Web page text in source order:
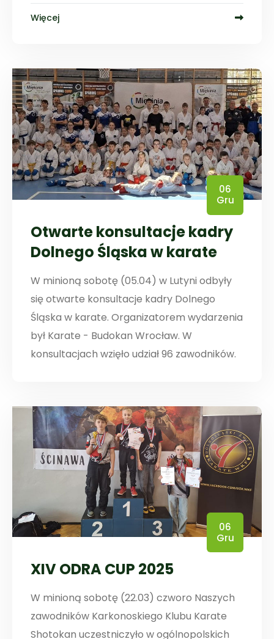
Więcej
06
Gru
Otwarte konsultacje kadry
Dolnego Śląska w karate
W minioną sobotę (05.04) w Lutyni odbyły
się otwarte konsultacje kadry Dolnego
Śląska w karate. Organizatorem wydarzenia
był Karate - Budokan Wrocław. W
konsultacjach wzięło udział 96 zawodników.
06
Gru
XIV ODRA CUP 2025
W minioną sobotę (22.03) czworo Naszych
zawodników Karkonoskiego Klubu Karate
Shotokan uczestniczyło w ogólnopolskich